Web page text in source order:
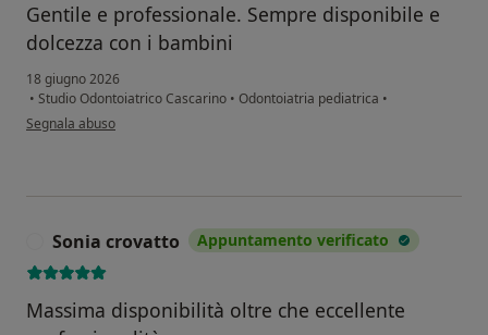
Gentile e professionale. Sempre disponibile e
dolcezza con i bambini
18 giugno 2026
• Studio Odontoiatrico Cascarino • Odontoiatria pediatrica •
secondo l'opinione dell'utente P. S.
Segnala abuso
Sonia crovatto Appuntamento verificato
Massima disponibilità oltre che eccellente